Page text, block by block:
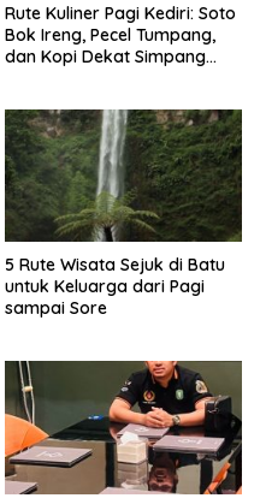
Rute Kuliner Pagi Kediri: Soto
Bok Ireng, Pecel Tumpang,
dan Kopi Dekat Simpang
5 Rute Wisata Sejuk di Batu
untuk Keluarga dari Pagi
sampai Sore